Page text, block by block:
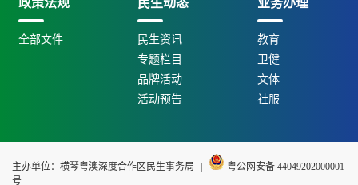
政策法规
全部文件
民生动态
民生资讯
专题栏目
品牌活动
活动预告
业务办理
教育
卫健
文体
社服
主办单位：横琴粤澳深度合作区民生事务局
粤公网安备 44049202000001
号